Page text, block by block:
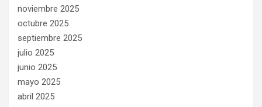
noviembre 2025
octubre 2025
septiembre 2025
julio 2025
junio 2025
mayo 2025
abril 2025